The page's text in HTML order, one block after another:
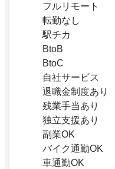
フルリモート
転勤なし
駅チカ
BtoB
BtoC
自社サービス
退職金制度あり
残業手当あり
独立支援あり
副業OK
バイク通勤OK
車通勤OK